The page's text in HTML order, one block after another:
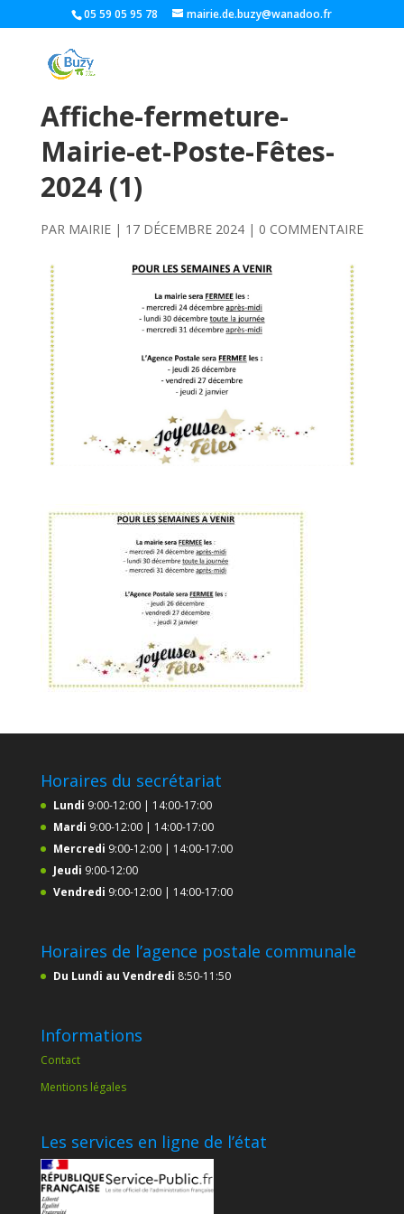
05 59 05 95 78 mairie.de.buzy@wanadoo.fr
Affiche-fermeture-
Mairie-et-Poste-Fêtes-
2024 (1)
PAR MAIRIE| 17 DÉCEMBRE 2024| 0 COMMENTAIRE
Horaires du secrétariat
Lundi 9:00-12:00 | 14:00-17:00
Mardi 9:00-12:00 | 14:00-17:00
Mercredi 9:00-12:00 | 14:00-17:00
Jeudi 9:00-12:00
Vendredi 9:00-12:00 | 14:00-17:00
Horaires de l’agence postale communale
Du Lundi au Vendredi 8:50-11:50
Informations
Contact
Mentions légales
Les services en ligne de l’état